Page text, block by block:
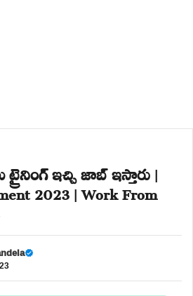
ఇచ్చి జాబ్ ఇస్తారు |
2023 | Work From